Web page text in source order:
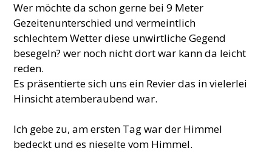
Wer möchte da schon gerne bei 9 Meter
Gezeitenunterschied und vermeintlich
schlechtem Wetter diese unwirtliche Gegend
besegeln? wer noch nicht dort war kann da leicht
reden.
Es präsentierte sich uns ein Revier das in vielerlei
Hinsicht atemberaubend war.
Ich gebe zu, am ersten Tag war der Himmel
bedeckt und es nieselte vom Himmel.